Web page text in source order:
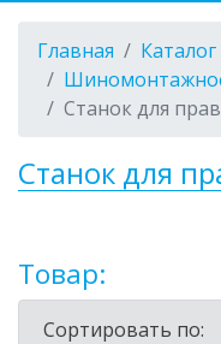
Главная
Каталог
Станок для
Станок для
Товар:
Сортировать по: